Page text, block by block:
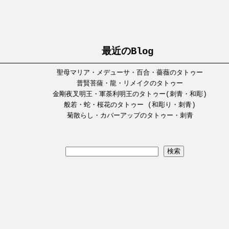
最近のBlog
聖母マリア・メデューサ・百合・薔薇のタトゥー
普賢菩薩・龍・リメイクのタトゥー
金剛夜叉明王・軍荼利明王のタトゥー(刺青・和彫)
般若・蛇・桜花のタトゥー (和彫り・刺青)
菊散らし・カバーアップのタトゥー・刺青